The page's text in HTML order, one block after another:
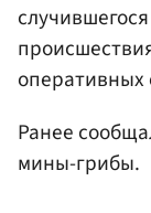
оперативных
Ранее
мины-грибы.